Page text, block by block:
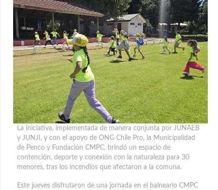
La iniciativa, implementada de manera conjunta por JUNAEB
y JUNJI, y con el apoyo de ONG Chile Pro, la Municipalidad
de Penco y Fundación CMPC, brindó un espacio de
contención, deporte y conexión con la naturaleza para 30
menores, tras los incendios que afectaron a la comuna.
Este jueves disfrutaron de una jornada en el balneario CMPC